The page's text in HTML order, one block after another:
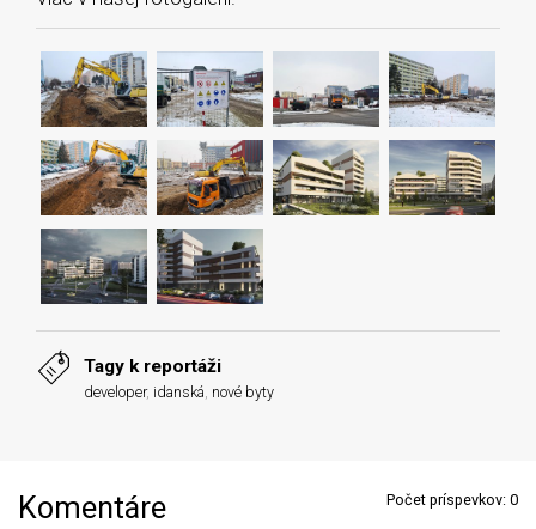
Tagy k reportáži
developer, idanská nové byty
Komentáre Počet príspevkov: 0